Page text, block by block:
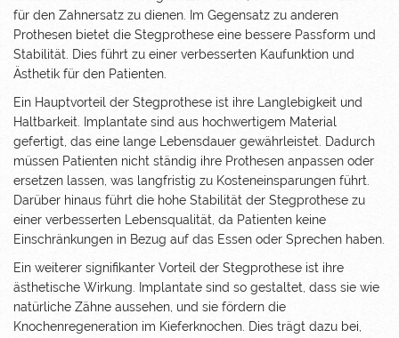
für den Zahnersatz zu dienen. Im Gegensatz zu anderen
Prothesen bietet die Stegprothese eine bessere Passform und
Stabilität. Dies führt zu einer verbesserten Kaufunktion und
Ästhetik für den Patienten.
Ein Hauptvorteil der Stegprothese ist ihre Langlebigkeit und
Haltbarkeit. Implantate sind aus hochwertigem Material
gefertigt, das eine lange Lebensdauer gewährleistet. Dadurch
müssen Patienten nicht ständig ihre Prothesen anpassen oder
ersetzen lassen, was langfristig zu Kosteneinsparungen führt.
Darüber hinaus führt die hohe Stabilität der Stegprothese zu
einer verbesserten Lebensqualität, da Patienten keine
Einschränkungen in Bezug auf das Essen oder Sprechen haben.
Ein weiterer signifikanter Vorteil der Stegprothese ist ihre
ästhetische Wirkung. Implantate sind so gestaltet, dass sie wie
natürliche Zähne aussehen, und sie fördern die
Knochenregeneration im Kieferknochen. Dies trägt dazu bei,